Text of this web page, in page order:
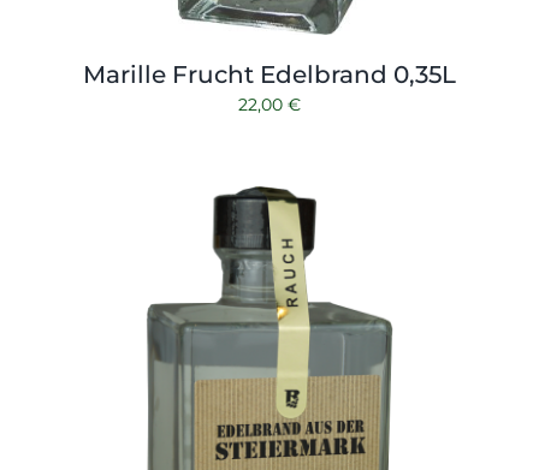
Marille Frucht Edelbrand 0,35L
22,00 €